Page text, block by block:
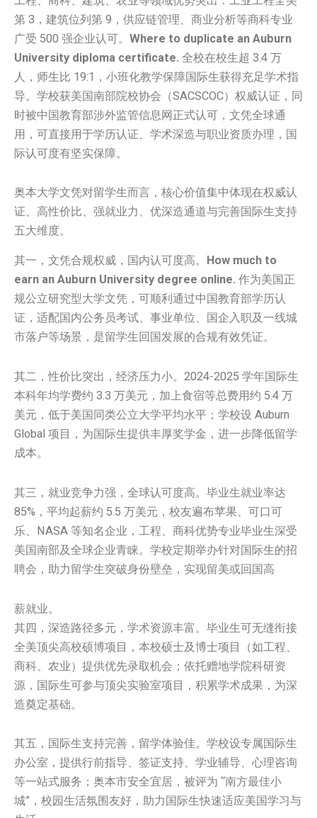
第 3，建筑位列第 9，供应链管理、商业分析等商科专业
广受 500 强企业认可。 Where to duplicate an Auburn
University diploma certificate. 全校在校生超 3.4 万
人，师生比 19:1，小班化教学保障国际生获得充足学术指
导。学校获美国南部院校协会（SACSCOC）权威认证，同
时被中国教育部涉外监管信息网正式认可，文凭全球通
用，可直接用于学历认证、学术深造与职业资质办理，国
际认可度有坚实保障。
奥本大学文凭对留学生而言，核心价值集中体现在权威认
证、高性价比、强就业力、优深造通道与完善国际生支持
五大维度。
其一，文凭合规权威，国内认可度高。
How much to
earn an Auburn University degree online. 作为美国正
规公立研究型大学文凭，可顺利通过中国教育部学历认
证，适配国内公务员考试、事业单位、国企入职及一线城
市落户等场景，是留学生回国发展的合规有效凭证。
其二，性价比突出，经济压力小。2024-2025 学年国际生
本科年均学费约 3.3 万美元，加上食宿等总费用约 5.4 万
美元，低于美国同类公立大学平均水平；学校设 Auburn
Global 项目，为国际生提供丰厚奖学金，进一步降低留学
成本。
其三，就业竞争力强，全球认可度高。毕业生就业率达
85%，平均起薪约 5.5 万美元，校友遍布苹果、可口可
乐、NASA 等知名企业，工程、商科优势专业毕业生深受
美国南部及全球企业青睐。学校定期举办针对国际生的招
聘会，助力留学生突破身份壁垒，实现留美或回国高
薪就业。
其四，深造路径多元，学术资源丰富。毕业生可无缝衔接
全美顶尖高校硕博项目，本校硕士及博士项目（如工程、
商科、农业）提供优先录取机会；依托赠地学院科研资
源，国际生可参与顶尖实验室项目，积累学术成果，为深
造奠定基础。
其五，国际生支持完善，留学体验佳。学校设专属国际生
办公室，提供行前指导、签证支持、学业辅导、心理咨询
等一站式服务；奥本市安全宜居，被评为 “南方最佳小
城”，校园生活氛围友好，助力国际生快速适应美国学习与